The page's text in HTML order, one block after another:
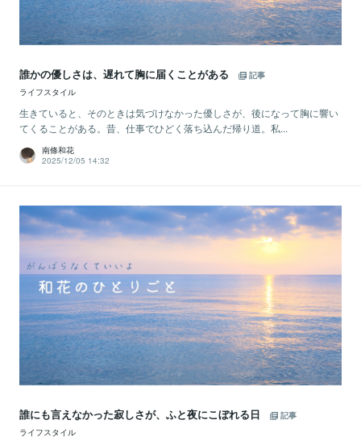
誰かの優しさは、遅れて胸に届くことがある
記事
ライフスタイル
生きていると、そのときは気づけなかった優しさが、後になって胸に響い
てくることがある。昔、仕事でひどく落ち込んだ帰り道。私...
南條和花
2025/12/05 14:32
誰にも言えなかった寂しさが、ふと夜にこぼれる日
記事
ライフスタイル